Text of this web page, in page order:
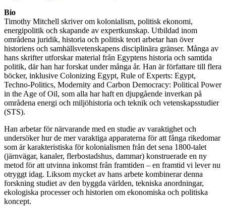
Bio
Timothy Mitchell skriver om kolonialism, politisk ekonomi,
energipolitik och skapande av expertkunskap. Utbildad inom
områdena juridik, historia och politisk teori arbetar han över
historiens och samhällsvetenskapens disciplinära gränser. Många av
hans skrifter utforskar material från Egyptens historia och samtida
politik, där han har forskat under många år. Han är författare till flera
böcker, inklusive Colonizing Egypt, Rule of Experts: Egypt,
Techno-Politics, Modernity and Carbon Democracy: Political Power
in the Age of Oil, som alla har haft en djupgående inverkan på
områdena energi och miljöhistoria och teknik och vetenskapsstudier
(STS).
Han arbetar för närvarande med en studie av varaktighet och
undersöker hur de mer varaktiga apparaterna för att fånga rikedomar
som är karakteristiska för kolonialismen från det sena 1800-talet
(järnvägar, kanaler, flerbostadshus, dammar) konstruerade en ny
metod för att utvinna inkomst från framtiden – en framtid vi lever nu
otryggt idag. Liksom mycket av hans arbete kombinerar denna
forskning studiet av den byggda världen, tekniska anordningar,
ekologiska processer och historien om ekonomiska och politiska
koncept.